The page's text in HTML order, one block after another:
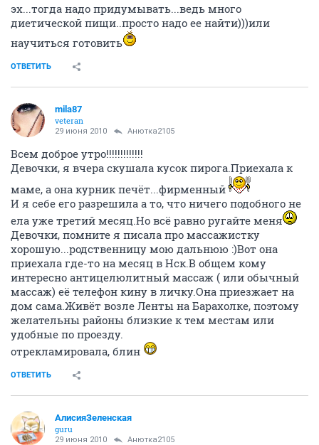
эх...тогда надо придумывать...ведь много
диетической пищи..просто надо ее найти)))или
научиться готовить
ОТВЕТИТЬ
mila87
veteran
29 июня 2010 Анютка2105
Всем доброе утро!!!!!!!!!!!!!
Девочки, я вчера скушала кусок пирога.Приехала к
маме, а она курник печёт...фирменный
И я себе его разрешила а то, что ничего подобного не
ела уже третий месяц.Но всё равно ругайте меня
Девочки, помните я писала про массажистку
хорошую...родственницу мою дальнюю :)Вот она
приехала где-то на месяц в Нск.В общем кому
интересно антицелюлитный массаж ( или обычный
массаж) её телефон кину в личку.Она приезжает на
дом сама.Живёт возле Ленты на Барахолке, поэтому
желательны районы близкие к тем местам или
удобные по проезду.
отрекламировала, блин
ОТВЕТИТЬ
АлисияЗеленская
guru
29 июня 2010 Анютка2105